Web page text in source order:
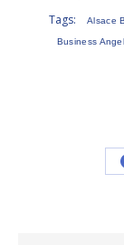
Tags:
Alsace
Business